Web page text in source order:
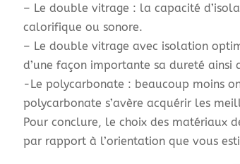
– Le double vitrage : la capacité
calorifique ou sonore.
– Le double vitrage avec isolation
d’une façon importante sa dureté
-Le polycarbonate : beaucoup moins
polycarbonate s’avère acquérir les
Pour conclure, le choix des matériaux
par rapport à l’orientation que vous